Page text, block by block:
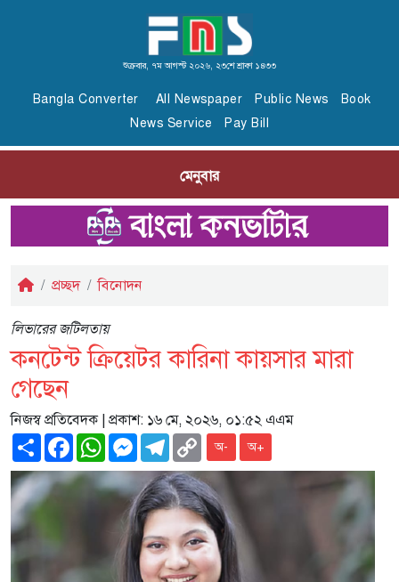
শুক্রবার, ৭ম আগস্ট ২০২৬, ২৩শে শ্রাবণ ১৪৩৩
Bangla Converter All Newspaper Public News
Book
News Service
Pay Bill
মেনুবার
প্রচ্ছদ বিনোদন
লিভারের জটিলতায়
কনটেন্ট ক্রিয়েটর কারিনা কায়সার মারা
গেছেন
নিজস্ব প্রতিবেদক| প্রকাশ: ১৬ মে, ২০২৬, ০১:৫২ এএম
ShareFacebookWhatsAppMessenger
Telegram
Copy
Link
অ- অ+